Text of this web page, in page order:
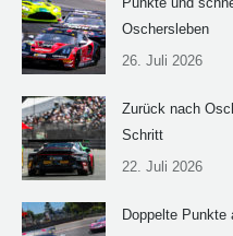
Oschersleben
26. Juli 2026
Zurück nach
Schritt
22. Juli 2026
Doppelte Punkte